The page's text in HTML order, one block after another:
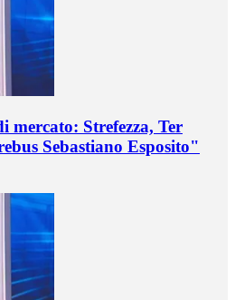
Strefezza, Ter
Sebastiano Esposito"